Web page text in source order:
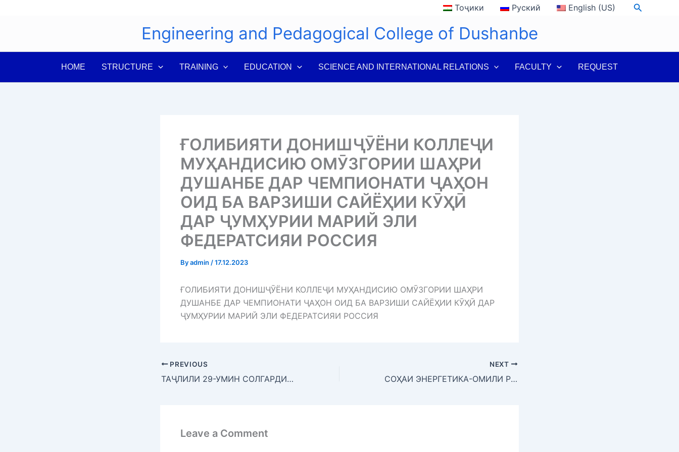
Тоҷики Руский English (US) Search
Engineering and Pedagogical College of Dushanbe
HOME STRUCTURE TRAINING EDUCATION SCIENCE AND INTERNATIONAL RELATIONS FACULTY REQUEST
ҒОЛИБИЯТИ ДОНИШҶӮЁНИ КОЛЛЕҶИ
МУҲАНДИСИЮ ОМӮЗГОРИИ ШАҲРИ
ДУШАНБЕ ДАР ЧЕМПИОНАТИ ҶАҲОН
ОИД БА ВАРЗИШИ САЙЁҲИИ КӮҲӢ
ДАР ҶУМҲУРИИ МАРИЙ ЭЛИ
ФЕДЕРАТСИЯИ РОССИЯ
Byadmin /17.12.2023
ҒОЛИБИЯТИ ДОНИШҶӮЁНИ КОЛЛЕҶИ МУҲАНДИСИЮ ОМӮЗГОРИИ ШАҲРИ
ДУШАНБЕ ДАР ЧЕМПИОНАТИ ҶАҲОН ОИД БА ВАРЗИШИ САЙЁҲИИ КӮҲӢ ДАР
ҶУМҲУРИИ МАРИЙ ЭЛИ ФЕДЕРАТСИЯИ РОССИЯ
PREVIOUS
ТАҶЛИЛИ 29-УМИН СОЛГАРДИ ТАЪСИСЁБИИ ҲИЗБИ ХАЛҚИИ ДЕМОКРАТИИ ТОҶИКИСТОН ДАР МУАССИСАИ ДАВЛАТИИ ТАЪЛИМИИ КОЛЛЕҶИ МУҲАНДИСИЮ ОМӮЗГОРИИ ШАҲРИ ДУШАНБЕ
NEXT
СОҲАИ ЭНЕРГЕТИКА-ОМИЛИ РУШДИ ИСТЕҲСОЛОТ
Leave a Comment